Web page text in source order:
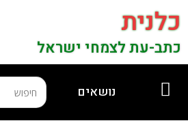
כלנית
כתב-עת לצמחי ישראל
נושאים